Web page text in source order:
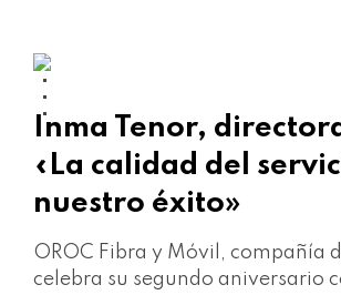
Inma Tenor,
«La calidad del
nuestro éxito»
OROC Fibra y Móvil, compañía
celebra su segundo aniversario